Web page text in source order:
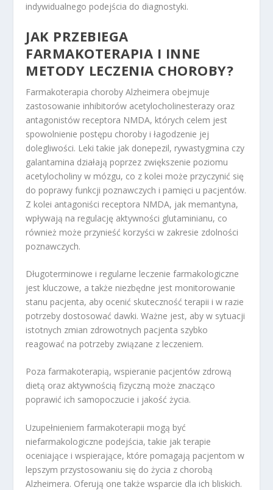
indywidualnego podejścia do diagnostyki.
JAK PRZEBIEGA
FARMAKOTERAPIA I INNE
METODY LECZENIA CHOROBY?
Farmakoterapia choroby Alzheimera obejmuje
zastosowanie inhibitorów acetylocholinesterazy oraz
antagonistów receptora NMDA, których celem jest
spowolnienie postępu choroby i łagodzenie jej
dolegliwości. Leki takie jak donepezil, rywastygmina czy
galantamina działają poprzez zwiększenie poziomu
acetylocholiny w mózgu, co z kolei może przyczynić się
do poprawy funkcji poznawczych i pamięci u pacjentów.
Z kolei antagoniści receptora NMDA, jak memantyna,
wpływają na regulację aktywności glutaminianu, co
również może przynieść korzyści w zakresie zdolności
poznawczych.
Długoterminowe i regularne leczenie farmakologiczne
jest kluczowe, a także niezbędne jest monitorowanie
stanu pacjenta, aby ocenić skuteczność terapii i w razie
potrzeby dostosować dawki. Ważne jest, aby w sytuacji
istotnych zmian zdrowotnych pacjenta szybko
reagować na potrzeby związane z leczeniem.
Poza farmakoterapią, wspieranie pacjentów zdrową
dietą oraz aktywnością fizyczną może znacząco
poprawić ich samopoczucie i jakość życia.
Uzupełnieniem farmakoterapii mogą być
niefarmakologiczne podejścia, takie jak terapie
oceniające i wspierające, które pomagają pacjentom w
lepszym przystosowaniu się do życia z chorobą
Alzheimera. Oferują one także wsparcie dla ich bliskich.